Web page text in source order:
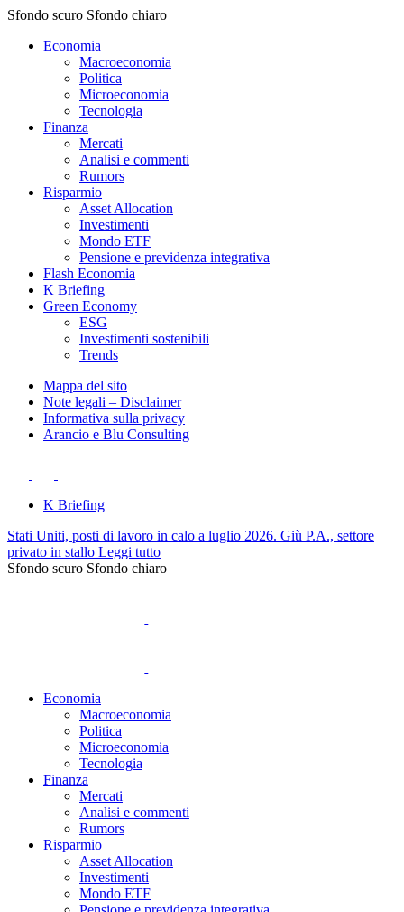
Sfondo scuro Sfondo chiaro
Economia
Macroeconomia
Politica
Microeconomia
Tecnologia
Finanza
Mercati
Analisi e commenti
Rumors
Risparmio
Asset Allocation
Investimenti
Mondo ETF
Pensione e previdenza integrativa
Flash Economia
K Briefing
Green Economy
ESG
Investimenti sostenibili
Trends
Mappa del sito
Note legali – Disclaimer
Informativa sulla privacy
Arancio e Blu Consulting
K Briefing
Stati Uniti, posti di lavoro in calo a luglio 2026. Giù P.A., settore
privato in stallo Leggi tutto
Sfondo scuro Sfondo chiaro
Economia
Macroeconomia
Politica
Microeconomia
Tecnologia
Finanza
Mercati
Analisi e commenti
Rumors
Risparmio
Asset Allocation
Investimenti
Mondo ETF